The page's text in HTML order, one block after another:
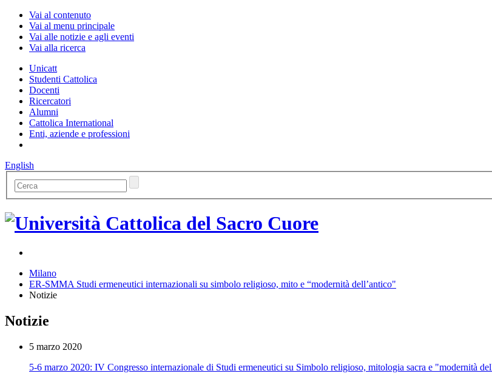
Vai al contenuto
Vai al menu principale
Vai alle notizie e agli eventi
Vai alla ricerca
Unicatt
Studenti Cattolica
Docenti
Ricercatori
Alumni
Cattolica International
Enti, aziende e professioni
English
Milano
ER-SMMA Studi ermeneutici internazionali su simbolo religioso, mito e “modernità dell’antico"
Notizie
Notizie
5 marzo 2020
5-6 marzo 2020: IV Congresso internazionale di Studi ermeneutici su Simbolo religioso, mitologia sacra e "modernità